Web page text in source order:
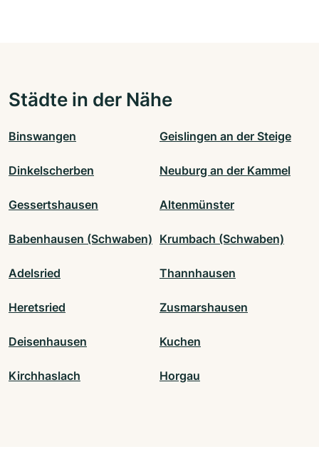
Städte in der Nähe
Binswangen Geislingen an der Steige
Dinkelscherben Neuburg an der Kammel
Gessertshausen Altenmünster
Babenhausen (Schwaben) Krumbach (Schwaben)
Adelsried Thannhausen
Heretsried Zusmarshausen
Deisenhausen Kuchen
Kirchhaslach Horgau